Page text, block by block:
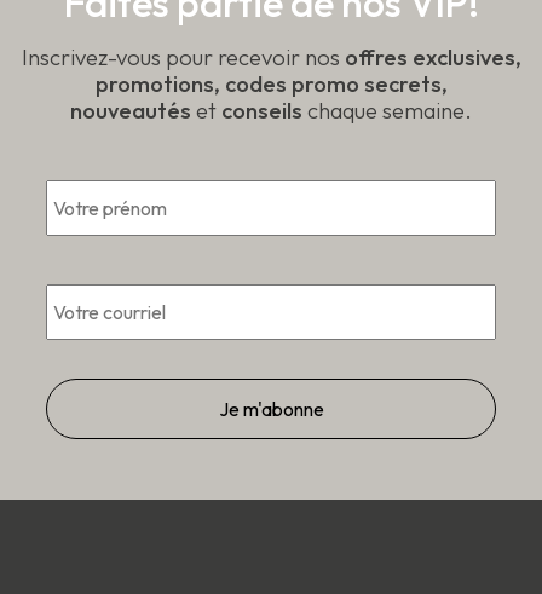
produit
Inscrivez-vous pour recevoir nos offres exclusives,
promotions, codes promo secrets,
nouveautés et conseils chaque semaine.
*
Courriel *